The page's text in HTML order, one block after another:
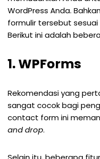
WordPress Anda.
formulir tersebut
Berikut ini adalah
1. WPForms
Rekomendasi yang
sangat cocok bagi
contact form ini
and drop.